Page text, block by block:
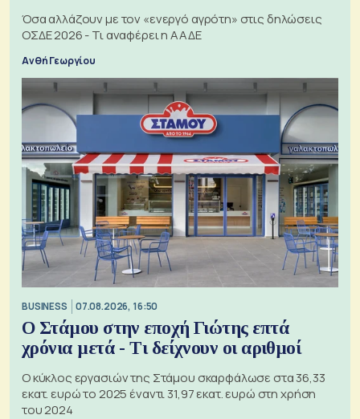
Όσα αλλάζουν με τον «ενεργό αγρότη» στις δηλώσεις
ΟΣΔΕ 2026 - Τι αναφέρει η ΑΑΔΕ
Ανθή Γεωργίου
BUSINESS 07.08.2026, 16:50
Ο Στάμου στην εποχή Γιώτης επτά
χρόνια μετά - Τι δείχνουν οι αριθμοί
Ο κύκλος εργασιών της Στάμου σκαρφάλωσε στα 36,33
εκατ. ευρώ το 2025 έναντι 31,97 εκατ. ευρώ στη χρήση
του 2024